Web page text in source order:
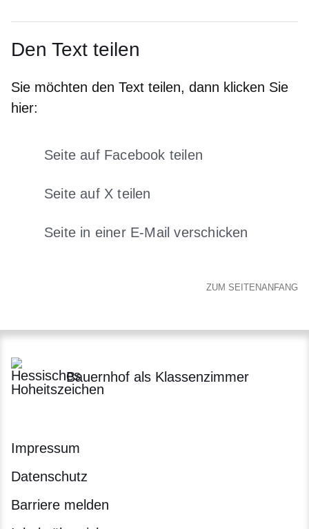
Den Text teilen
Sie möchten den Text teilen, dann klicken Sie
hier:
Seite auf Facebook teilen
Öffnet sich in einem neuen
Seite auf X teilen
Öffnet sich in einem neuen Fenster
Seite in einer E-Mail verschicken
Öffnet sich in einem neuen
ZUM SEITENANFANG
Bauernhof als Klassenzimmer
Impressum
Datenschutz
Barriere melden